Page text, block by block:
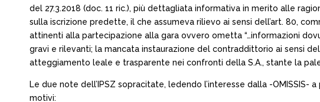
del 27.3.2018 (doc. 11 ric.), più dettagliata informativa in merito alle
sulla iscrizione predette, il che assumeva rilievo ai sensi dell’art. 80,
attinenti alla partecipazione alla gara ovvero ometta “…informazioni
gravi e rilevanti; la mancata instaurazione del contraddittorio ai sensi
atteggiamento leale e trasparente nei confronti della S.A., stante la
Le due note dell’IPSZ sopracitate, ledendo l’interesse dalla -
motivi: